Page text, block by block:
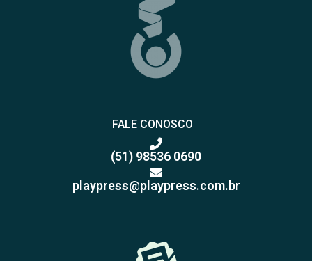
FALE CONOSCO
(51) 98536 0690
playpress@playpress.com.br